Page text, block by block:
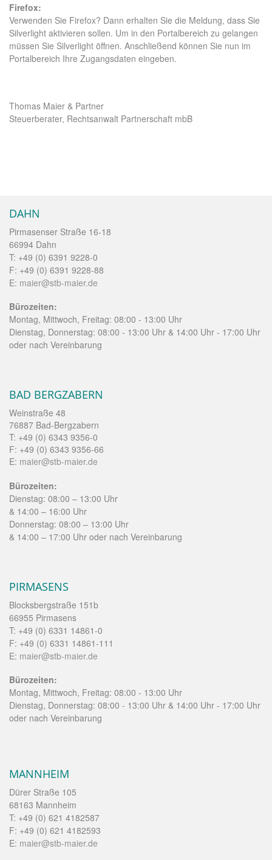
Firefox:
Verwenden Sie Firefox? Dann erhalten Sie die Meldung, dass Sie
Silverlight aktivieren sollen. Um in den Portalbereich zu gelangen
müssen Sie Silverlight öffnen. Anschließend können Sie nun im
Portalbereich Ihre Zugangsdaten eingeben.
Thomas Maier & Partner
Steuerberater, Rechtsanwalt Partnerschaft mbB
DAHN
Pirmasenser Straße 16-18
66994 Dahn
T: +49 (0) 6391 9228-0
F: +49 (0) 6391 9228-88
E: maier@stb-maier.de
Bürozeiten:
Montag, Mittwoch, Freitag: 08:00 - 13:00 Uhr
Dienstag, Donnerstag: 08:00 - 13:00 Uhr & 14:00 Uhr - 17:00 Uhr
oder nach Vereinbarung
BAD BERGZABERN
Weinstraße 48
76887 Bad-Bergzabern
T: +49 (0) 6343 9356-0
F: +49 (0) 6343 9356-66
E: maier@stb-maier.de
Bürozeiten:
Dienstag: 08:00 – 13:00 Uhr
& 14:00 – 16:00 Uhr
Donnerstag: 08:00 – 13:00 Uhr
& 14:00 – 17:00 Uhr oder nach Vereinbarung
PIRMASENS
Blocksbergstraße 151b
66955 Pirmasens
T: +49 (0) 6331 14861-0
F: +49 (0) 6331 14861-111
E: maier@stb-maier.de
Bürozeiten:
Montag, Mittwoch, Freitag: 08:00 - 13:00 Uhr
Dienstag, Donnerstag: 08:00 - 13:00 Uhr & 14:00 Uhr - 17:00 Uhr
oder nach Vereinbarung
MANNHEIM
Dürer Straße 105
68163 Mannheim
T: +49 (0) 621 4182587
F: +49 (0) 621 4182593
E: maier@stb-maier.de